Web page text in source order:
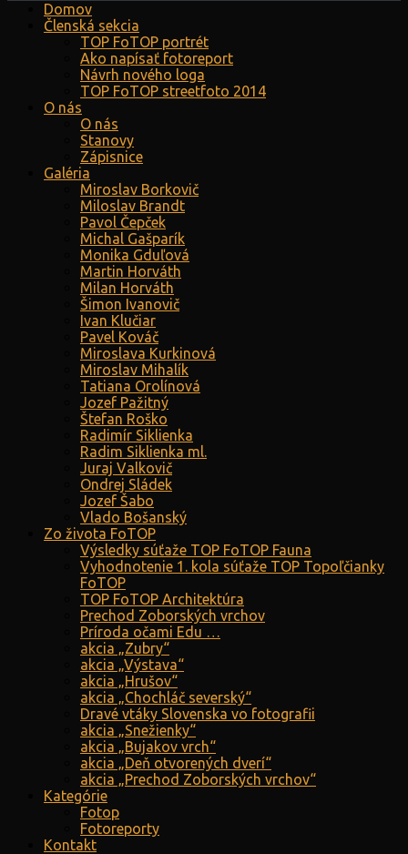
Domov
Členská sekcia
TOP FoTOP portrét
Ako napísať fotoreport
Návrh nového loga
TOP FoTOP streetfoto 2014
O nás
O nás
Stanovy
Zápisnice
Galéria
Miroslav Borkovič
Miloslav Brandt
Pavol Čepček
Michal Gašparík
Monika Gduľová
Martin Horváth
Milan Horváth
Šimon Ivanovič
Ivan Klučiar
Pavel Kováč
Miroslava Kurkinová
Miroslav Mihalík
Tatiana Orolínová
Jozef Pažitný
Štefan Roško
Radimír Siklienka
Radim Siklienka ml.
Juraj Valkovič
Ondrej Sládek
Jozef Šabo
Vlado Bošanský
Zo života FoTOP
Výsledky súťaže TOP FoTOP Fauna
Vyhodnotenie 1. kola súťaže TOP Topoľčianky
FoTOP
TOP FoTOP Architektúra
Prechod Zoborských vrchov
Príroda očami Edu …
akcia „Zubry“
akcia „Výstava“
akcia „Hrušov“
akcia „Chochláč severský“
Dravé vtáky Slovenska vo fotografii
akcia „Snežienky“
akcia „Bujakov vrch“
akcia „Deň otvorených dverí“
akcia „Prechod Zoborských vrchov“
Kategórie
Fotop
Fotoreporty
Kontakt